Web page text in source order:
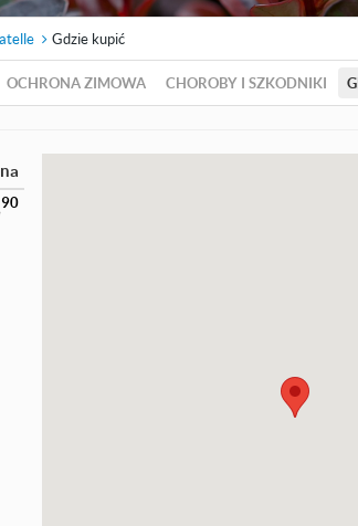
Gdzie kupić
OCHRONA ZIMOWA CHOROBY I SZKODNIKI
90